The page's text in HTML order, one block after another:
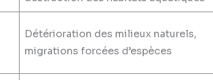
Détérioration des milieux naturels,
migrations forcées d’espèces